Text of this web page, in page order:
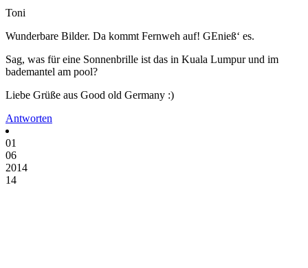
Toni
Wunderbare Bilder. Da kommt Fernweh auf! GEnieß‘ es.
Sag, was für eine Sonnenbrille ist das in Kuala Lumpur und im
bademantel am pool?
Liebe Grüße aus Good old Germany :)
Antworten
01
06
2014
14